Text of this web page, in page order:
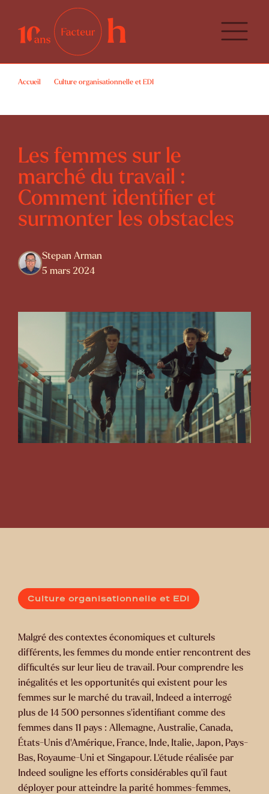
Accueil
Culture organisationnelle et EDI
Les femmes sur le
marché du travail :
Comment identifier et
surmonter les obstacles
Stepan Arman
5 mars 2024
Culture organisationnelle et EDI
Malgré des contextes économiques et culturels
différents, les femmes du monde entier rencontrent des
difficultés sur leur lieu de travail. Pour comprendre les
inégalités et les opportunités qui existent pour les
femmes sur le marché du travail, Indeed a interrogé
plus de 14 500 personnes s'identifiant comme des
femmes dans 11 pays : Allemagne, Australie, Canada,
États-Unis d'Amérique, France, Inde, Italie, Japon, Pays-
Bas, Royaume-Uni et Singapour. L'étude réalisée par
Indeed souligne les efforts considérables qu'il faut
déployer pour atteindre la parité hommes-femmes,